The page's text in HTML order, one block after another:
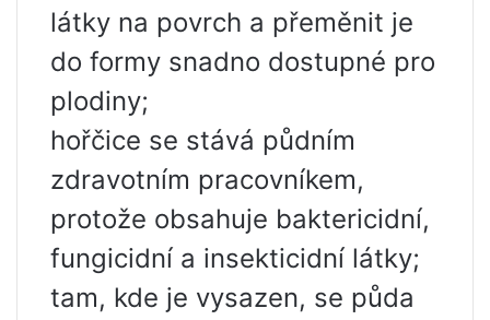
látky na povrch a přeměnit je
do formy snadno dostupné pro
plodiny;
hořčice se stává půdním
zdravotním pracovníkem,
protože obsahuje baktericidní,
fungicidní a insekticidní látky;
tam, kde je vysazen, se půda